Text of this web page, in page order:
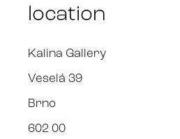
location
Kalina Gallery
Veselá 39
Brno
602 00